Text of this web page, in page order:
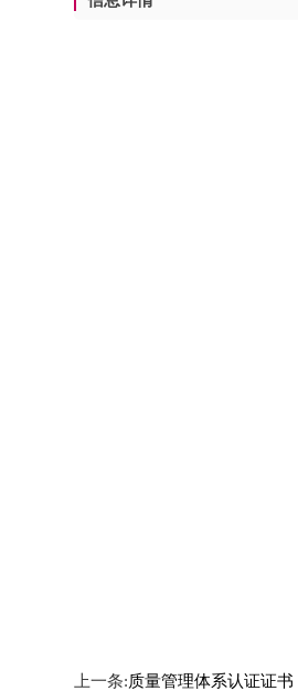
上一条:质量管理体系认证证书